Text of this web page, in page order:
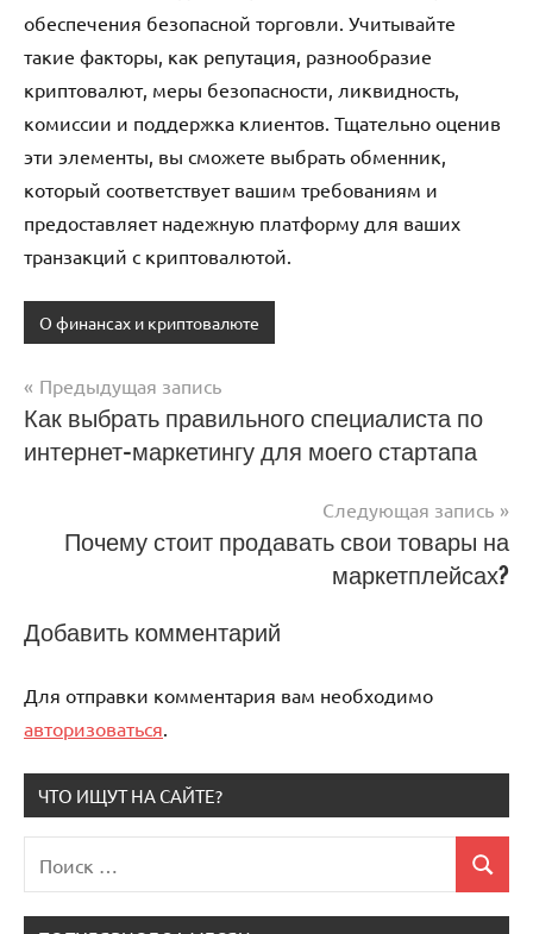
обеспечения безопасной торговли. Учитывайте
такие факторы, как репутация, разнообразие
криптовалют, меры безопасности, ликвидность,
комиссии и поддержка клиентов. Тщательно оценив
эти элементы, вы сможете выбрать обменник,
который соответствует вашим требованиям и
предоставляет надежную платформу для ваших
транзакций с криптовалютой.
О финансах и криптовалюте
Навигация
по
Предыдущая запись
Как выбрать правильного специалиста по
интернет-маркетингу для моего стартапа
Следующая запись
Почему стоит продавать свои товары на
маркетплейсах?
Добавить комментарий
Для отправки комментария вам необходимо
авторизоваться.
ЧТО ИЩУТ НА САЙТЕ?
для:
Поиск